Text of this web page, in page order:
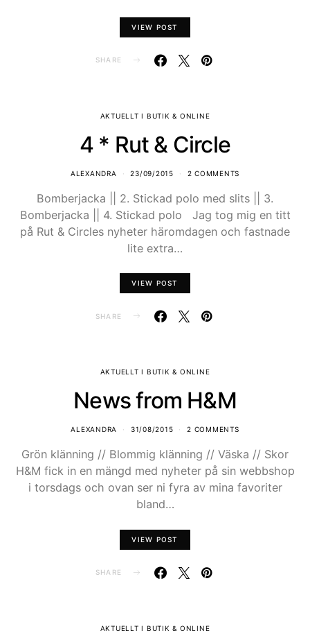
VIEW POST
SHARE
AKTUELLT I BUTIK & ONLINE
4 * Rut & Circle
ALEXANDRA 23/09/2015 2 COMMENTS
Bomberjacka || 2. Stickad polo med slits || 3.
Bomberjacka || 4. Stickad polo Jag tog mig en titt
på Rut & Circles nyheter häromdagen och fastnade
lite extra…
VIEW POST
SHARE
AKTUELLT I BUTIK & ONLINE
News from H&M
ALEXANDRA 31/08/2015 2 COMMENTS
Grön klänning // Blommig klänning // Väska // Skor
H&M fick in en mängd med nyheter på sin webbshop
i torsdags och ovan ser ni fyra av mina favoriter
bland…
VIEW POST
SHARE
AKTUELLT I BUTIK & ONLINE